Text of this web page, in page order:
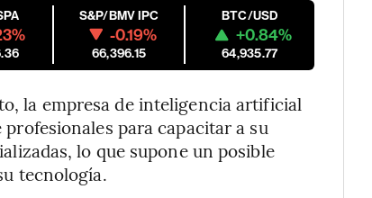
S&P/BMV IPC
-0.19%
66,396.15
BTC/USD
+0.84%
64,935.77
la empresa de inteligencia artificial
para capacitar a su
lo que supone un posible
tecnología.